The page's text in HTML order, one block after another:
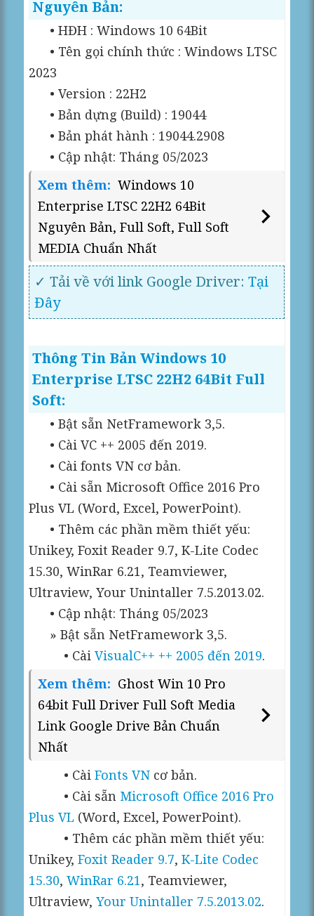
Nguyên Bản:
• HĐH : Windows 10 64Bit
• Tên gọi chính thức : Windows LTSC
2023
• Version : 22H2
• Bản dựng (Build) : 19044
• Bản phát hành : 19044.2908
• Cập nhật: Tháng 05/2023
Xem thêm: Windows 10
Enterprise LTSC 22H2 64Bit
Nguyên Bản, Full Soft, Full Soft
MEDIA Chuẩn Nhất
✓ Tải về với link Google Driver:Tại
Đây
Thông Tin Bản Windows 10
Enterprise LTSC 22H2 64Bit Full
Soft:
• Bật sẵn NetFramework 3,5.
• Cài VC ++ 2005 đến 2019.
• Cài fonts VN cơ bản.
• Cài sẵn Microsoft Office 2016 Pro
Plus VL (Word, Excel, PowerPoint).
• Thêm các phần mềm thiết yếu:
Unikey, Foxit Reader 9.7, K-Lite Codec
15.30, WinRar 6.21, Teamviewer,
Ultraview, Your Unintaller 7.5.2013.02.
• Cập nhật: Tháng 05/2023
» Bật sẵn NetFramework 3,5.
• CàiVisualC++ ++ 2005 đến 2019.
Xem thêm: Ghost Win 10 Pro
64bit Full Driver Full Soft Media
Link Google Drive Bản Chuẩn
Nhất
• CàiFonts VN cơ bản.
• Cài sẵn Microsoft Office 2016 Pro
Plus VL (Word, Excel, PowerPoint).
• Thêm các phần mềm thiết yếu:
Unikey,Foxit Reader 9.7,K-Lite Codec
15.30,WinRar 6.21, Teamviewer,
Ultraview,Your Unintaller 7.5.2013.02.